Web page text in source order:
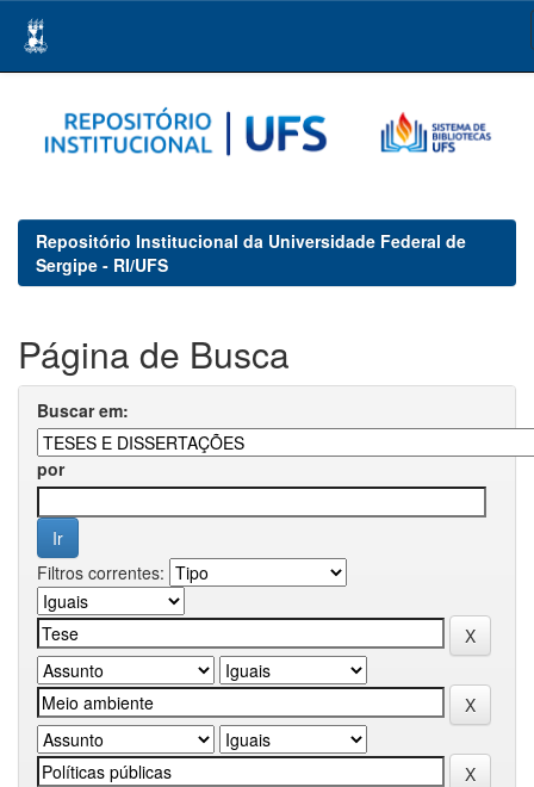
navigation
Repositório Institucional da Universidade Federal de
Sergipe - RI/UFS
Página de Busca
Buscar em:
por
Filtros correntes: